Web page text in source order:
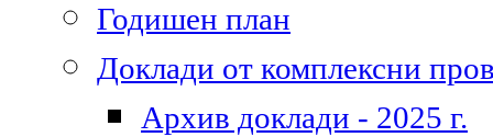
Годишен план
Доклади от комплексни
Архив доклади - 2025 г.